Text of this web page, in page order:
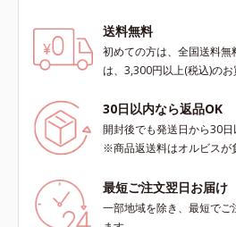
送料無料
初めての方は、全国送料
は、3,300円以上(税込)の
30日以内なら返品OK
開封後でも発送日から30
※商品返送料はオルビスが
最短ご注文翌日お届け
一部地域を除き、最短で